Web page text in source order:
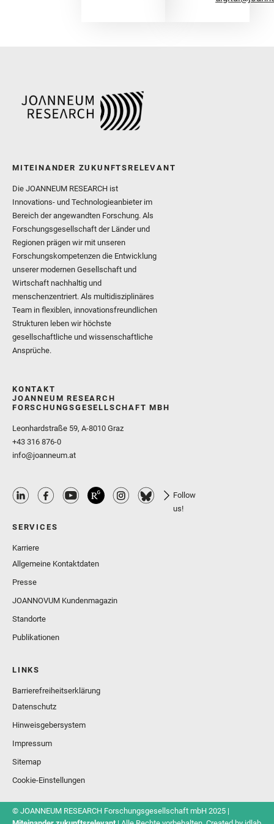
MITEINANDER ZUKUNFTSRELEVANT
Die JOANNEUM RESEARCH ist
Innovations- und Technologieanbieter im
Bereich der angewandten Forschung. Als
Forschungsgesellschaft der Länder und
Regionen prägen wir mit unseren
Forschungskompetenzen die Entwicklung
unserer modernen Gesellschaft und
Wirtschaft nachhaltig und
menschenzentriert. Als multidisziplinäres
Team in flexiblen, innovationsfreundlichen
Strukturen leben wir höchste
gesellschaftliche und wissenschaftliche
Ansprüche.
KONTAKT
JOANNEUM RESEARCH
FORSCHUNGSGESELLSCHAFT MBH
Leonhardstraße 59, A-8010 Graz
+43 316 876-0
info@joanneum.at
Follow
us!
SERVICES
Karriere
Allgemeine Kontaktdaten
Presse
JOANNOVUM Kundenmagazin
Standorte
Publikationen
LINKS
Barrierefreiheitserklärung
Datenschutz
Hinweisgebersystem
Impressum
Sitemap
Cookie-Einstellungen
© JOANNEUM RESEARCH Forschungsgesellschaft mbH 2025 |